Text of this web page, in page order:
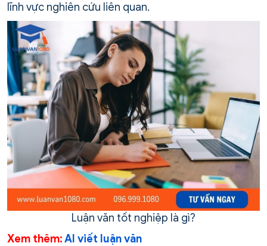
lĩnh vực nghiên cứu liên quan.
Luận văn tốt nghiệp là gì?
Xem thêm:AI viết luận văn